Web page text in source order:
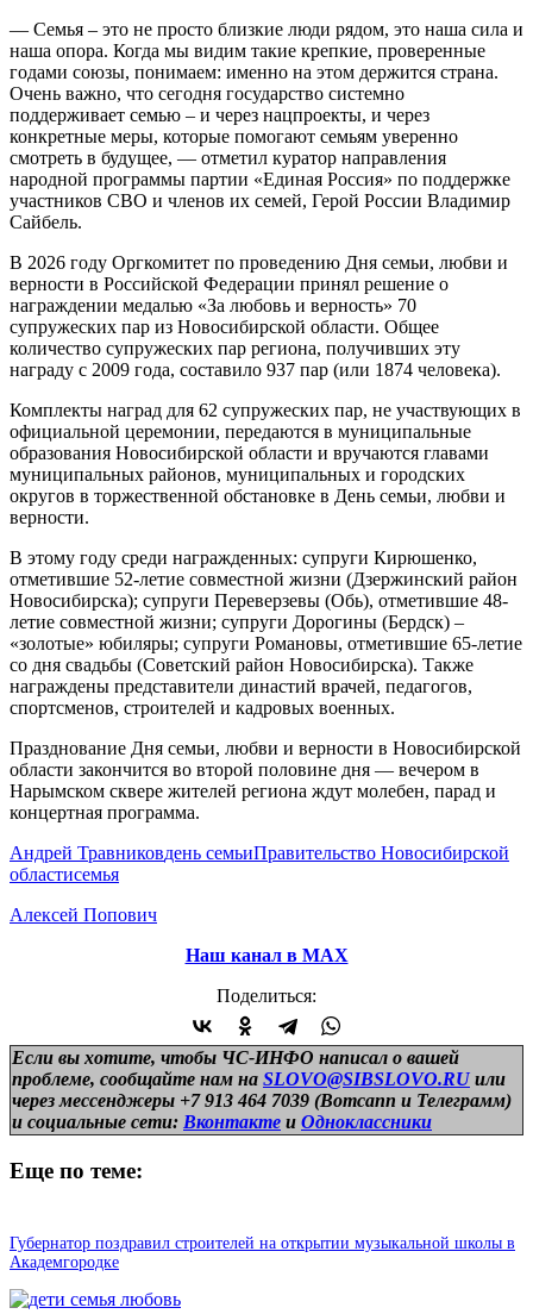
— Семья – это не просто близкие люди рядом, это наша сила и
наша опора. Когда мы видим такие крепкие, проверенные
годами союзы, понимаем: именно на этом держится страна.
Очень важно, что сегодня государство системно
поддерживает семью – и через нацпроекты, и через
конкретные меры, которые помогают семьям уверенно
смотреть в будущее, — отметил куратор направления
народной программы партии «Единая Россия» по поддержке
участников СВО и членов их семей, Герой России Владимир
Сайбель.
В 2026 году Оргкомитет по проведению Дня семьи, любви и
верности в Российской Федерации принял решение о
награждении медалью «За любовь и верность» 70
супружеских пар из Новосибирской области. Общее
количество супружеских пар региона, получивших эту
награду с 2009 года, составило 937 пар (или 1874 человека).
Комплекты наград для 62 супружеских пар, не участвующих в
официальной церемонии, передаются в муниципальные
образования Новосибирской области и вручаются главами
муниципальных районов, муниципальных и городских
округов в торжественной обстановке в День семьи, любви и
верности.
В этому году среди награжденных: супруги Кирюшенко,
отметившие 52-летие совместной жизни (Дзержинский район
Новосибирска); супруги Переверзевы (Обь), отметившие 48-
летие совместной жизни; супруги Дорогины (Бердск) –
«золотые» юбиляры; супруги Романовы, отметившие 65-летие
со дня свадьбы (Советский район Новосибирска). Также
награждены представители династий врачей, педагогов,
спортсменов, строителей и кадровых военных.
Празднование Дня семьи, любви и верности в Новосибирской
области закончится во второй половине дня — вечером в
Нарымском сквере жителей региона ждут молебен, парад и
концертная программа.
Андрей Травниковдень семьиПравительство Новосибирской
областисемья
Алексей Попович
Наш канал в МАХ
Поделиться:
Если вы хотите, чтобы ЧС-ИНФО написал о вашей
проблеме, сообщайте нам на SLOVO@SIBSLOVO.RU или
через мессенджеры +7 913 464 7039 (Вотсапп и Телеграмм)
и социальные сети: Вконтакте и Одноклассники
Еще по теме:
Губернатор поздравил строителей на открытии музыкальной школы в
Академгородке